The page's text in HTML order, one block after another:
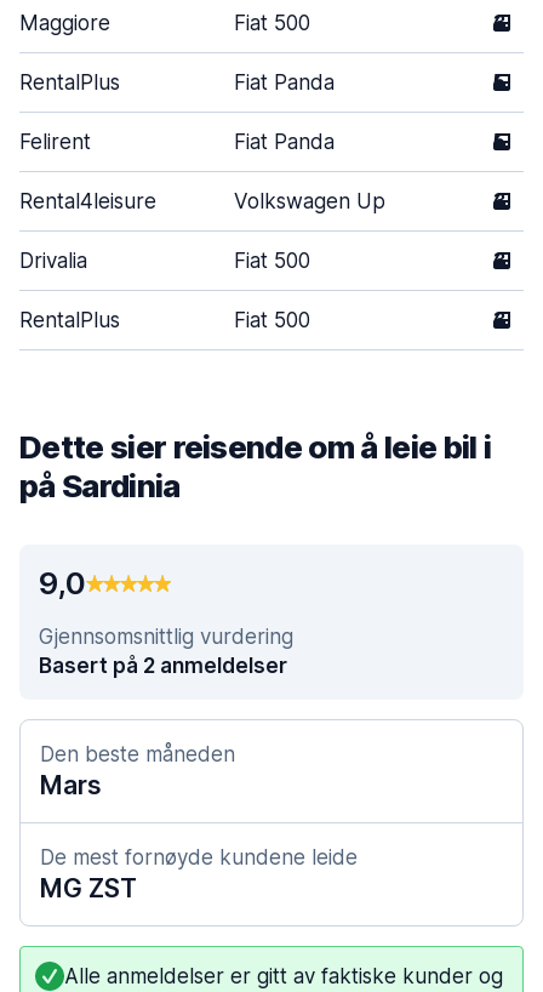
Maggiore Fiat 500 3
RentalPlus Fiat Panda 5
Felirent Fiat Panda 5
Rental4leisure Volkswagen Up 3
Drivalia Fiat 500 3
RentalPlus Fiat 500 3
Dette sier reisende om å leie bil i
på Sardinia
9,0
Gjennsomsnittlig vurdering
Basert på 2 anmeldelser
Den beste måneden
Mars
De mest fornøyde kundene leide
MG ZST
Alle anmeldelser er gitt av faktiske kunder og